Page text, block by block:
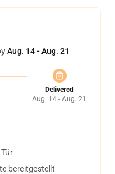
Aug. 14 - Aug. 21
Delivered
Aug. 14 - Aug. 21
bereitgestellt